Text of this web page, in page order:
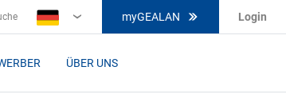
DE
myGEALAN Login
ÜBER UNS